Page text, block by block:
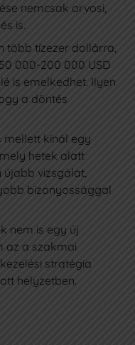
nemcsak orvosi,
is.
több tízezer dollárra,
000-200 000 USD
is emelkedhet. Ilyen
a döntés
kínál egy
hetek alatt
újabb vizsgálat,
bizonyossággal
nem is egy új
az a szakmai
stratégia
helyzetben.